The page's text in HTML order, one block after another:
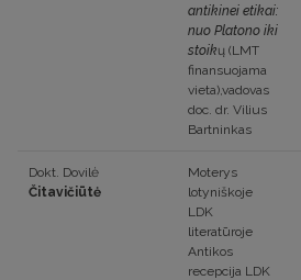
antikinei etikai:
nuo Platono iki
stoikų (LMT
finansuojama
vieta),vadovas
doc. dr. Vilius
Bartninkas
Dokt. Dovilė
Čitavičiūtė
Moterys
lotyniškoje
LDK
literatūroje
Antikos
recepcija LDK